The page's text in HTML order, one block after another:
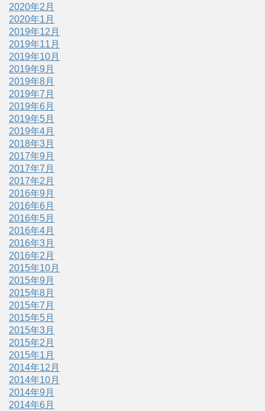
2020年2月
2020年1月
2019年12月
2019年11月
2019年10月
2019年9月
2019年8月
2019年7月
2019年6月
2019年5月
2019年4月
2018年3月
2017年9月
2017年7月
2017年2月
2016年9月
2016年6月
2016年5月
2016年4月
2016年3月
2016年2月
2015年10月
2015年9月
2015年8月
2015年7月
2015年5月
2015年3月
2015年2月
2015年1月
2014年12月
2014年10月
2014年9月
2014年6月